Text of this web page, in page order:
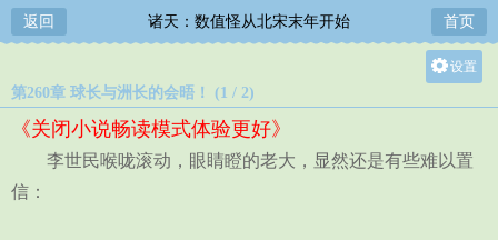
返回 诸天：数值怪从北宋末年开始 首页
设置
中
第260章 球长与洲长的会晤！ (1 / 2)
《关闭小说畅读模式体验更好》
李世民喉咙滚动，眼睛瞪的老大，显然还是有些难以置
信：